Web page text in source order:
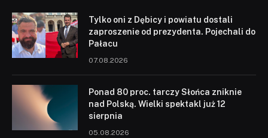
Tylko oni z Dębicy i powiatu dostali
zaproszenie od prezydenta. Pojechali do
Pałacu
07.08.2026
Ponad 80 proc. tarczy Słońca zniknie
nad Polską. Wielki spektakl już 12
sierpnia
05.08.2026